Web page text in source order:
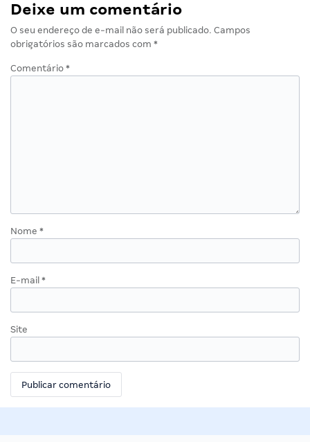
Deixe um comentário
O seu endereço de e-mail não será publicado. Campos
obrigatórios são marcados com *
Comentário *
Nome *
E-mail *
Site